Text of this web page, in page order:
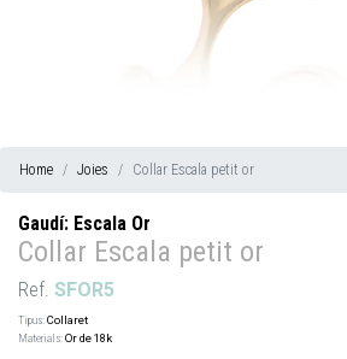
Home Joies Collar Escala petit or
Gaudí: Escala Or
Collar Escala petit or
Ref. SFOR5
Tipus:Collaret
Materials:Or de 18k